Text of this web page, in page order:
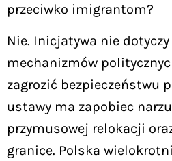
przeciwko imigrantom?
Nie. Inicjatywa nie
mechanizmów
zagrozić bezpieczeństwu
ustawy ma zapobiec
przymusowej relokacji
granice. Polska